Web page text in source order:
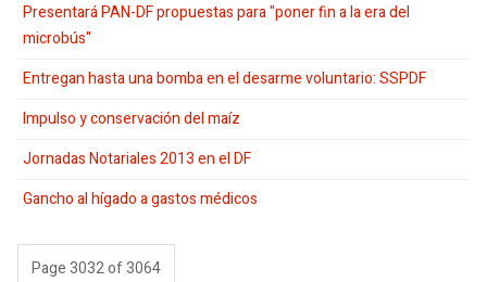
Presentará PAN-DF propuestas para "poner fin a la era del
microbús"
Entregan hasta una bomba en el desarme voluntario: SSPDF
Impulso y conservación del maíz
Jornadas Notariales 2013 en el DF
Gancho al hígado a gastos médicos
Page 3032 of 3064